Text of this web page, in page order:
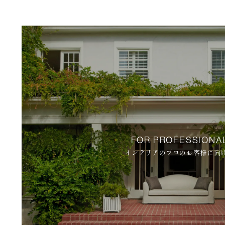
FOR
インテリアのプロのお客様に向